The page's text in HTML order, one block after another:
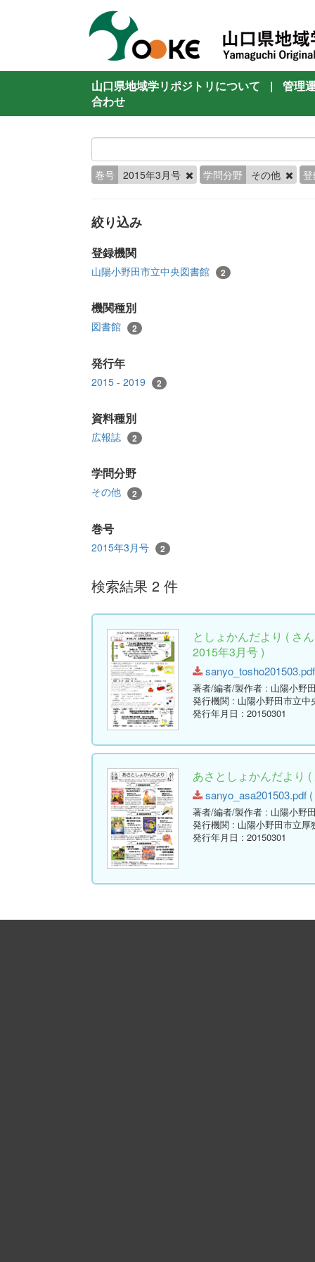
山口県地域学リポジトリについて |
管理
合わせ
巻号 2015年3月号 学問分野 その他
絞り込み
登録機関
山陽小野田市立中央図書館 2
機関種別
図書館 2
発行年
2015 - 2019 2
資料種別
広報誌 2
学問分野
その他 2
巻号
2015年3月号 2
検索結果 2 件
としょかんだより ( さ
2015年3月号 )
著者/編者/製作者 : 山陽小野
発行機関 : 山陽小野田市立中
発行年月日 : 20150301
あさとしょかんだより
sanyo_asa201503.pdf
著者/編者/製作者 : 山陽小野
発行機関 : 山陽小野田市立厚
発行年月日 : 20150301